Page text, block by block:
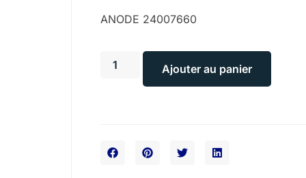
ANODE 24007660
Ajouter au panier